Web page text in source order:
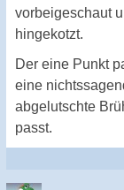
vorbeigeschaut
hingekotzt.
Der eine Punkt
eine
abgelutschte
passt.